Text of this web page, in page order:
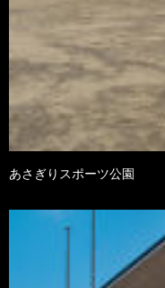
あさぎりスポーツ公園